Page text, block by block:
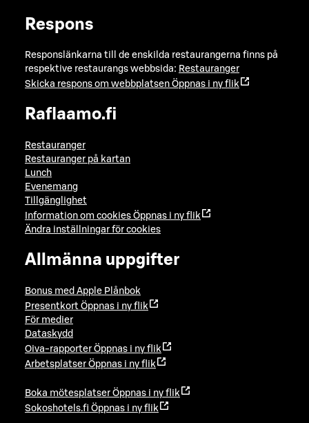
Respons
Responslänkarna till de enskilda restaurangerna finns på
respektive restaurangs webbsida: Restauranger
Skicka respons om webbplatsen Öppnas i ny flik
Raflaamo.fi
Restauranger
Restauranger på kartan
Lunch
Evenemang
Tillgänglighet
Information om cookies Öppnas i ny flik
Ändra inställningar för cookies
Allmänna uppgifter
Bonus med Apple Plånbok
Presentkort Öppnas i ny flik
För medier
Dataskydd
Oiva-rapporter Öppnas i ny flik
Arbetsplatser Öppnas i ny flik
Boka mötesplatser Öppnas i ny flik
Sokoshotels.fi Öppnas i ny flik